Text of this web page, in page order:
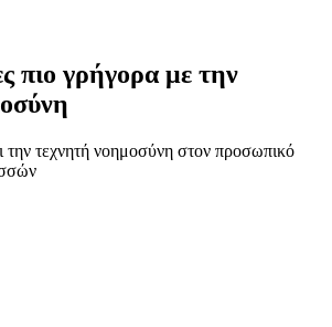
πιο γρήγορα με την
την τεχνητή νοημοσύνη στον προσωπικό